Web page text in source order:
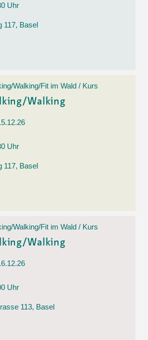
Uhr
117, Basel
Walking/Fit im Wald / Kurs
Walking
Uhr
117, Basel
Walking/Fit im Wald / Kurs
Walking
Uhr
113, Basel